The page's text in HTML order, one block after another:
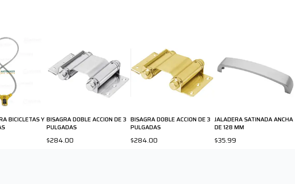
BICICLETAS Y BISAGRA DOBLE ACCION DE 3
PULGADAS
$284.00
BISAGRA DOBLE ACCION DE 3
PULGADAS
$284.00
JALADERA SATINADA ANCHA
DE 128 MM
$35.99